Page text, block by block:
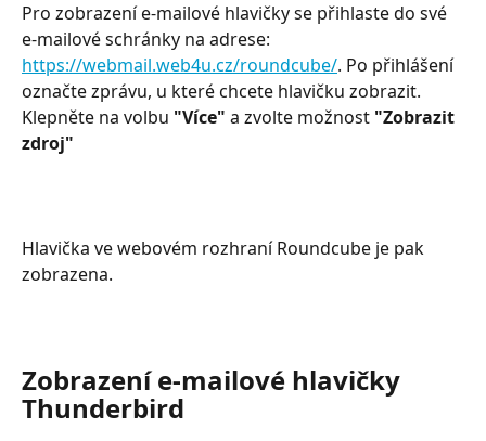
Pro zobrazení e-mailové hlavičky se přihlaste do své
e-mailové schránky na adrese:
https://webmail.web4u.cz/roundcube/. Po přihlášení
označte zprávu, u které chcete hlavičku zobrazit.
Klepněte na volbu "Více" a zvolte možnost "Zobrazit
zdroj"
Hlavička ve webovém rozhraní Roundcube je pak
zobrazena.
Zobrazení e-mailové hlavičky
Thunderbird